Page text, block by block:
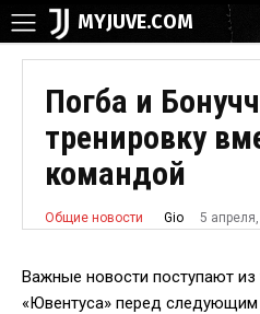
MYJUVE.COM
Погба и
тренировку
командой
Общие новости Gio 5
Важные новости поступают из
«Ювентуса» перед